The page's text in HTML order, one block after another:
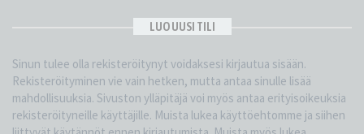
LUO UUSI TILI
Sinun tulee olla rekisteröitynyt voidaksesi kirjautua sisään.
Rekisteröityminen vie vain hetken, mutta antaa sinulle lisää
mahdollisuuksia. Sivuston ylläpitäjä voi myös antaa erityisoikeuksia
rekisteröityneille käyttäjille. Muista lukea käyttöehtomme ja siihen